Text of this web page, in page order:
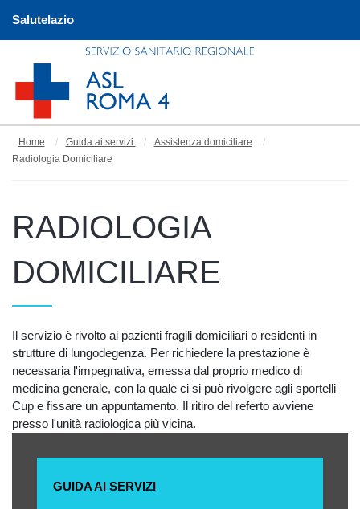
Salutelazio
Home Guida ai servizi
Assistenza domiciliare
Radiologia Domiciliare
RADIOLOGIA
DOMICILIARE
Il servizio è rivolto ai pazienti fragili domiciliari o residenti in
strutture di lungodegenza. Per richiedere la prestazione è
necessaria l'impegnativa, emessa dal proprio medico di
medicina generale, con la quale ci si può rivolgere agli sportelli
Cup e fissare un appuntamento. Il ritiro del referto avviene
presso l'unità radiologica più vicina.
GUIDA AI SERVIZI